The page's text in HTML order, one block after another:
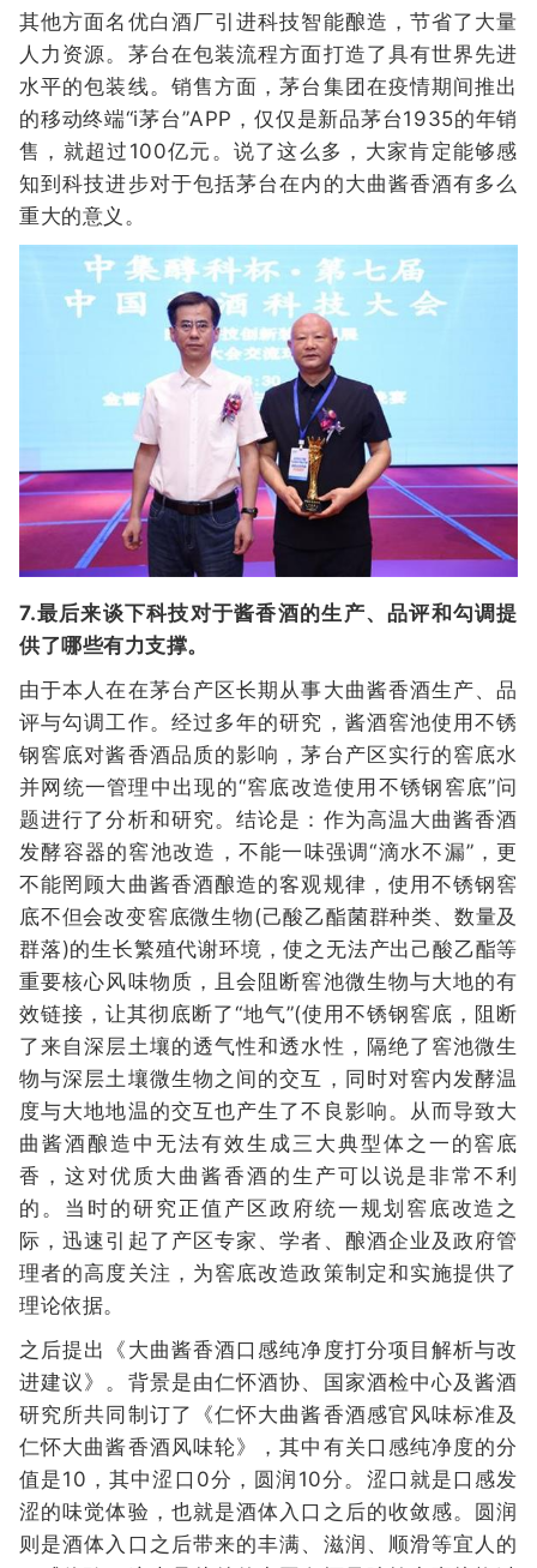
其他方面名优白酒厂引进科技智能酿造，节省了大量
人力资源。茅台在包装流程方面打造了具有世界先进
水平的包装线。销售方面，茅台集团在疫情期间推出
的移动终端“i茅台”APP，仅仅是新品茅台1935的年销
售，就超过100亿元。说了这么多，大家肯定能够感
知到科技进步对于包括茅台在内的大曲酱香酒有多么
重大的意义。
7.最后来谈下科技对于酱香酒的生产、品评和勾调提
供了哪些有力支撑。
由于本人在在茅台产区长期从事大曲酱香酒生产、品
评与勾调工作。经过多年的研究，酱酒窖池使用不锈
钢窖底对酱香酒品质的影响，茅台产区实行的窖底水
并网统一管理中出现的“窖底改造使用不锈钢窖底”问
题进行了分析和研究。结论是：作为高温大曲酱香酒
发酵容器的窖池改造，不能一味强调“滴水不漏”，更
不能罔顾大曲酱香酒酿造的客观规律，使用不锈钢窖
底不但会改变窖底微生物(己酸乙酯菌群种类、数量及
群落)的生长繁殖代谢环境，使之无法产出己酸乙酯等
重要核心风味物质，且会阻断窖池微生物与大地的有
效链接，让其彻底断了“地气”(使用不锈钢窖底，阻断
了来自深层土壤的透气性和透水性，隔绝了窖池微生
物与深层土壤微生物之间的交互，同时对窖内发酵温
度与大地地温的交互也产生了不良影响。从而导致大
曲酱酒酿造中无法有效生成三大典型体之一的窖底
香，这对优质大曲酱香酒的生产可以说是非常不利
的。当时的研究正值产区政府统一规划窖底改造之
际，迅速引起了产区专家、学者、酿酒企业及政府管
理者的高度关注，为窖底改造政策制定和实施提供了
理论依据。
之后提出《大曲酱香酒口感纯净度打分项目解析与改
进建议》。背景是由仁怀酒协、国家酒检中心及酱酒
研究所共同制订了《仁怀大曲酱香酒感官风味标准及
仁怀大曲酱香酒风味轮》，其中有关口感纯净度的分
值是10，其中涩口0分，圆润10分。涩口就是口感发
涩的味觉体验，也就是酒体入口之后的收敛感。圆润
则是酒体入口之后带来的丰满、滋润、顺滑等宜人的